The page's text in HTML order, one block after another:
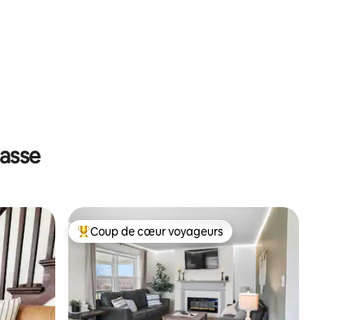
appréciés Coups de cœur voyageurs les plus appréciés
Coup de cœur voyageurs